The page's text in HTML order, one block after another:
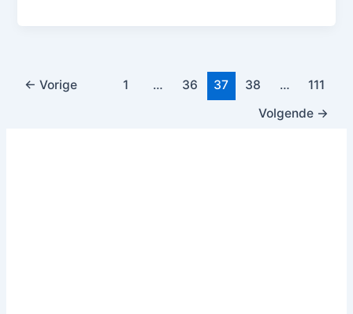
← Vorige 1 … 36 37 38 …
111
Volgende →